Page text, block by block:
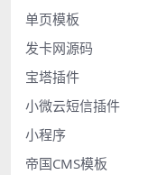
单页模板
发卡网源码
宝塔插件
小微云短信插件
小程序
帝国CMS模板